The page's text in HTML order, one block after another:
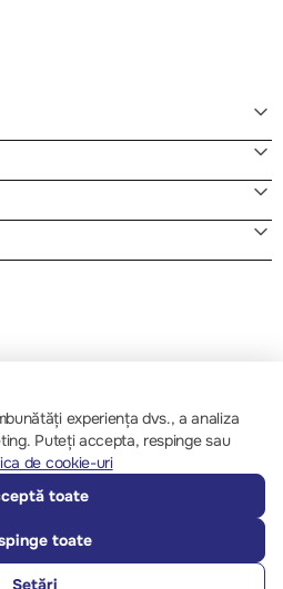
– 2026 ECOM
experiența dvs., a analiza
Puteți accepta, respinge sau
de cookie-uri
toate
toate
Setări